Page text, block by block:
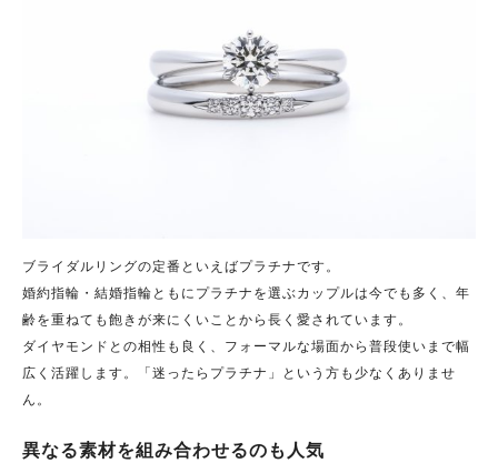
ブライダルリングの定番といえばプラチナです。
婚約指輪・結婚指輪ともにプラチナを選ぶカップルは今でも多く、年
齢を重ねても飽きが来にくいことから長く愛されています。
ダイヤモンドとの相性も良く、フォーマルな場面から普段使いまで幅
広く活躍します。
「迷ったらプラチナ」という方も少なくありませ
ん。
異なる素材を組み合わせるのも人気